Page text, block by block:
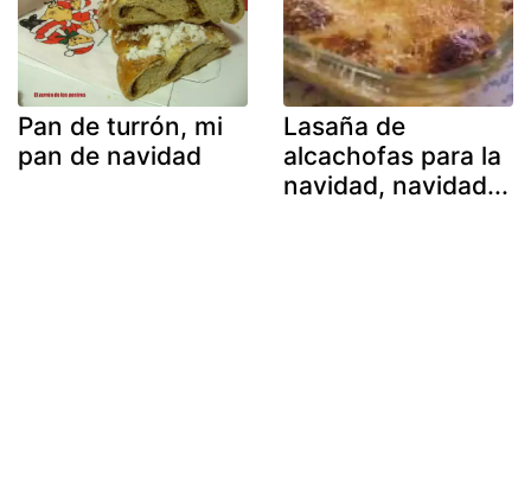
Pan de turrón, mi
pan de navidad
Lasaña de
alcachofas para la
navidad, navidad...